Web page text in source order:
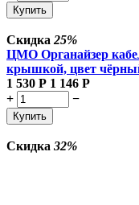
Купить
Скидка 25%
ЦМО Органайзер
крышкой, цвет
1 530 Р 1 146 Р
+
−
Купить
Скидка 32%